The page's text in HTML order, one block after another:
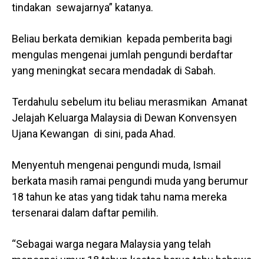
tindakan sewajarnya” katanya.
Beliau berkata demikian kepada pemberita bagi
mengulas mengenai jumlah pengundi berdaftar
yang meningkat secara mendadak di Sabah.
Terdahulu sebelum itu beliau merasmikan Amanat
Jelajah Keluarga Malaysia di Dewan Konvensyen
Ujana Kewangan di sini, pada Ahad.
Menyentuh mengenai pengundi muda, Ismail
berkata masih ramai pengundi muda yang berumur
18 tahun ke atas yang tidak tahu nama mereka
tersenarai dalam daftar pemilih.
“Sebagai warga negara Malaysia yang telah